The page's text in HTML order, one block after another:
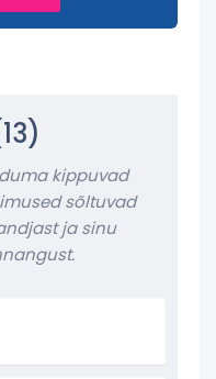
kippuvad
sõltuvad
ja sinu